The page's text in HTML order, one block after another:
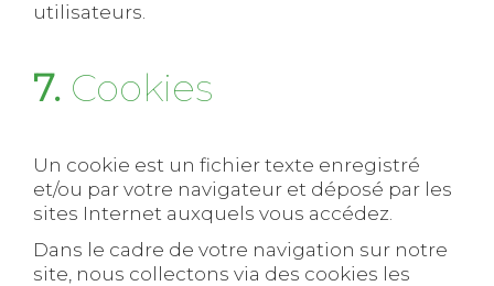
utilisateurs.
7. Cookies
Un cookie est un fichier texte enregistré
et/ou par votre navigateur et déposé par les
sites Internet auxquels vous accédez.
Dans le cadre de votre navigation sur notre
site, nous collectons via des cookies les